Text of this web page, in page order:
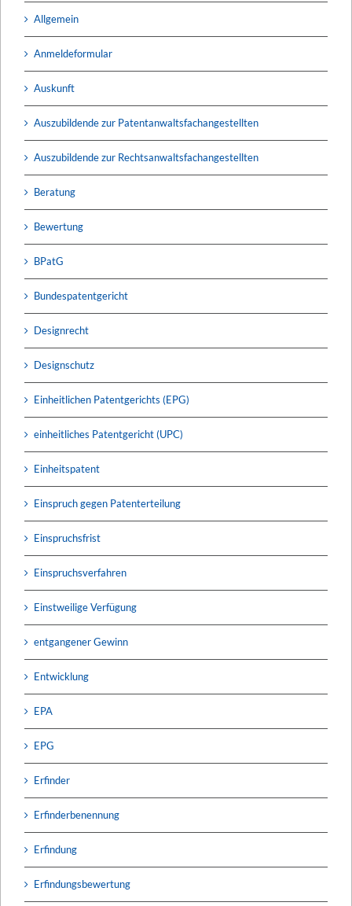
Allgemein
Anmeldeformular
Auskunft
Auszubildende zur Patentanwaltsfachangestellten
Auszubildende zur Rechtsanwaltsfachangestellten
Beratung
Bewertung
BPatG
Bundespatentgericht
Designrecht
Designschutz
Einheitlichen Patentgerichts (EPG)
einheitliches Patentgericht (UPC)
Einheitspatent
Einspruch gegen Patenterteilung
Einspruchsfrist
Einspruchsverfahren
Einstweilige Verfügung
entgangener Gewinn
Entwicklung
EPA
EPG
Erfinder
Erfinderbenennung
Erfindung
Erfindungsbewertung